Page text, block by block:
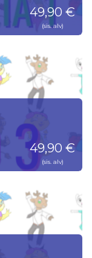
49,90 €
(sis. alv)
49,90 €
(sis. alv)